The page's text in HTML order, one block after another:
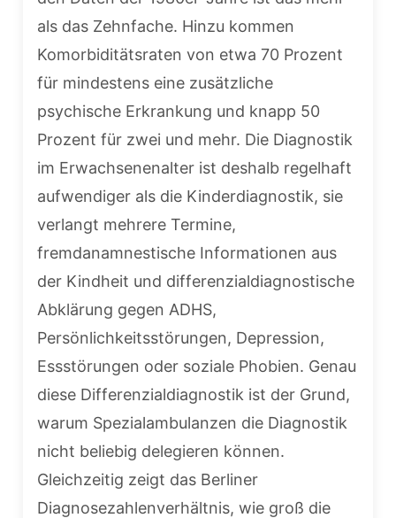
als das Zehnfache. Hinzu kommen
Komorbiditätsraten von etwa 70 Prozent
für mindestens eine zusätzliche
psychische Erkrankung und knapp 50
Prozent für zwei und mehr. Die Diagnostik
im Erwachsenenalter ist deshalb regelhaft
aufwendiger als die Kinderdiagnostik, sie
verlangt mehrere Termine,
fremdanamnestische Informationen aus
der Kindheit und differenzialdiagnostische
Abklärung gegen ADHS,
Persönlichkeitsstörungen, Depression,
Essstörungen oder soziale Phobien. Genau
diese Differenzialdiagnostik ist der Grund,
warum Spezialambulanzen die Diagnostik
nicht beliebig delegieren können.
Gleichzeitig zeigt das Berliner
Diagnosezahlenverhältnis, wie groß die